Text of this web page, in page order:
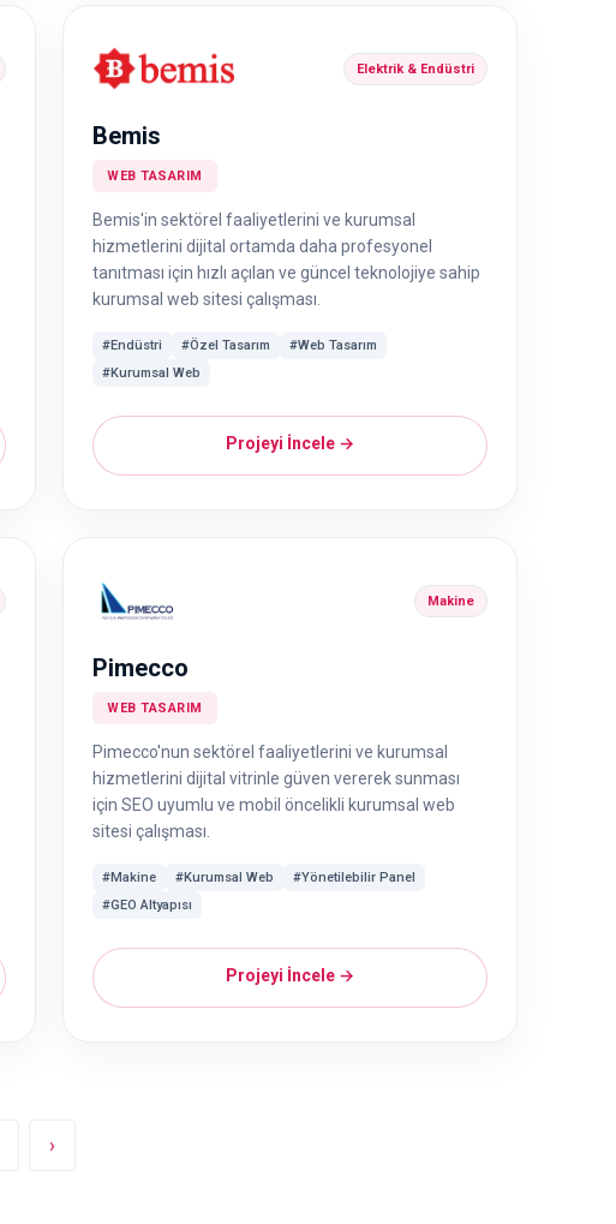
Elektrik & Endüstri
Bemis
WEB TASARIM
Bemis'in sektörel faaliyetlerini ve kurumsal
hizmetlerini dijital ortamda daha profesyonel
tanıtması için hızlı açılan ve güncel teknolojiye sahip
kurumsal web sitesi çalışması.
#Endüstri #Özel Tasarım
#Web Tasarım
#Kurumsal Web
Projeyi İncele →
Makine
Pimecco
WEB TASARIM
Pimecco'nun sektörel faaliyetlerini ve kurumsal
hizmetlerini dijital vitrinle güven vererek sunması
için SEO uyumlu ve mobil öncelikli kurumsal web
sitesi çalışması.
#Makine #Kurumsal Web
#Yönetilebilir Panel
#GEO Altyapısı
Projeyi İncele →
›